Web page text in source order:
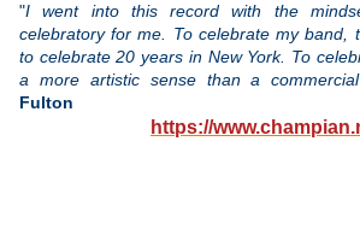
"I went into this record with the
celebratory for me. To celebrate my band,
to celebrate 20 years in New York. To
a more artistic sense than a
Fulton
https://